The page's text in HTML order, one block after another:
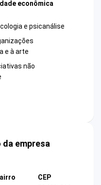
econômica
e psicanálise
e à arte
não
empresa
CEP